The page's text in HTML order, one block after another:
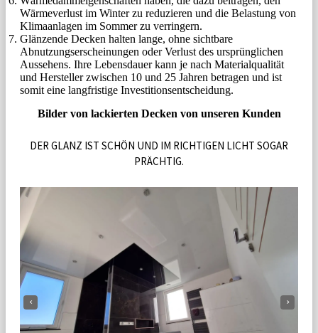
Wärmeverlust im Winter zu reduzieren und die Belastung von
Klimaanlagen im Sommer zu verringern.
Glänzende Decken halten lange, ohne sichtbare
Abnutzungserscheinungen oder Verlust des ursprünglichen
Aussehens. Ihre Lebensdauer kann je nach Materialqualität
und Hersteller zwischen 10 und 25 Jahren betragen und ist
somit eine langfristige Investitionsentscheidung.
Bilder von lackierten Decken von unseren Kunden
DER GLANZ IST SCHÖN UND IM RICHTIGEN LICHT SOGAR
PRÄCHTIG.
‹ ›